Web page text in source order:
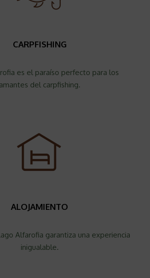
CARPFISHING
es el paraíso perfecto para los
amantes del carpfishing.
ALOJAMIENTO
Alfarofia garantiza una experiencia
inigualable.